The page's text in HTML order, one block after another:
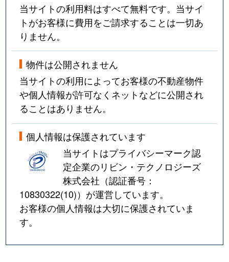
当サイトの利用料はすべて無料です。当サイ
トがお客様に費用をご請求することは一切あ
りません。
物件は公開されません
当サイトの利用によってお客様の不動産物件
や個人情報が許可なくネットなどに公開され
ることはありません。
個人情報は保護されています
当サイトはプライバシーマーク認
定企業のリビン・テクノロジーズ
株式会社（認証番号：
10830322(10)）が運営しています。
お客様の個人情報は大切に保護されていま
す。